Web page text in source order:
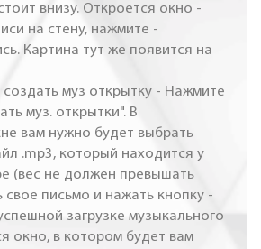
внизу. Откроется окно -
на стену, нажмите -
Картина тут же появится на
муз открытку - Нажмите
муз. открытки". В
вам нужно будет выбрать
.mp3, который находится у
(вес не должен превышать
свое письмо и нажать кнопку -
загрузке музыкального
окно, в котором будет вам